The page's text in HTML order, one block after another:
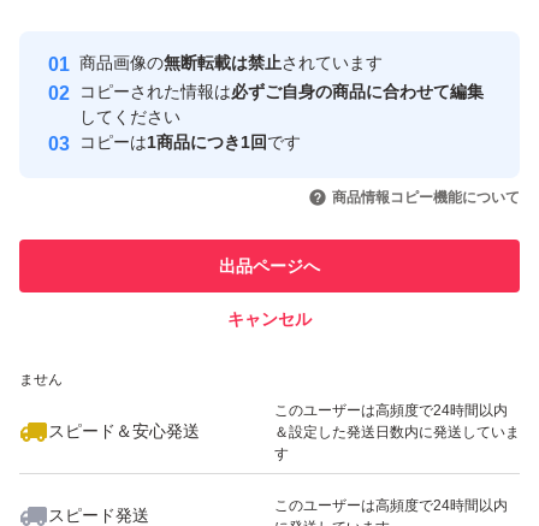
安心取引出品者
心・安全なユーザーです
取引実績
引を完了させた実績があります
での取引実績があります
ません
スピード＆安心発送
このユーザーは高頻度で24時間以内
＆設定した発送日数内に発送していま
す
スピード発送
このユーザーは高頻度で24時間以内
商品画像の無断転載は禁止されています
コピーされた情報は必ずご自身の商品に合わせて編集
してください
コピーは1商品につき1回です
商品情報コピー機能について
出品ページへ
キャンセル